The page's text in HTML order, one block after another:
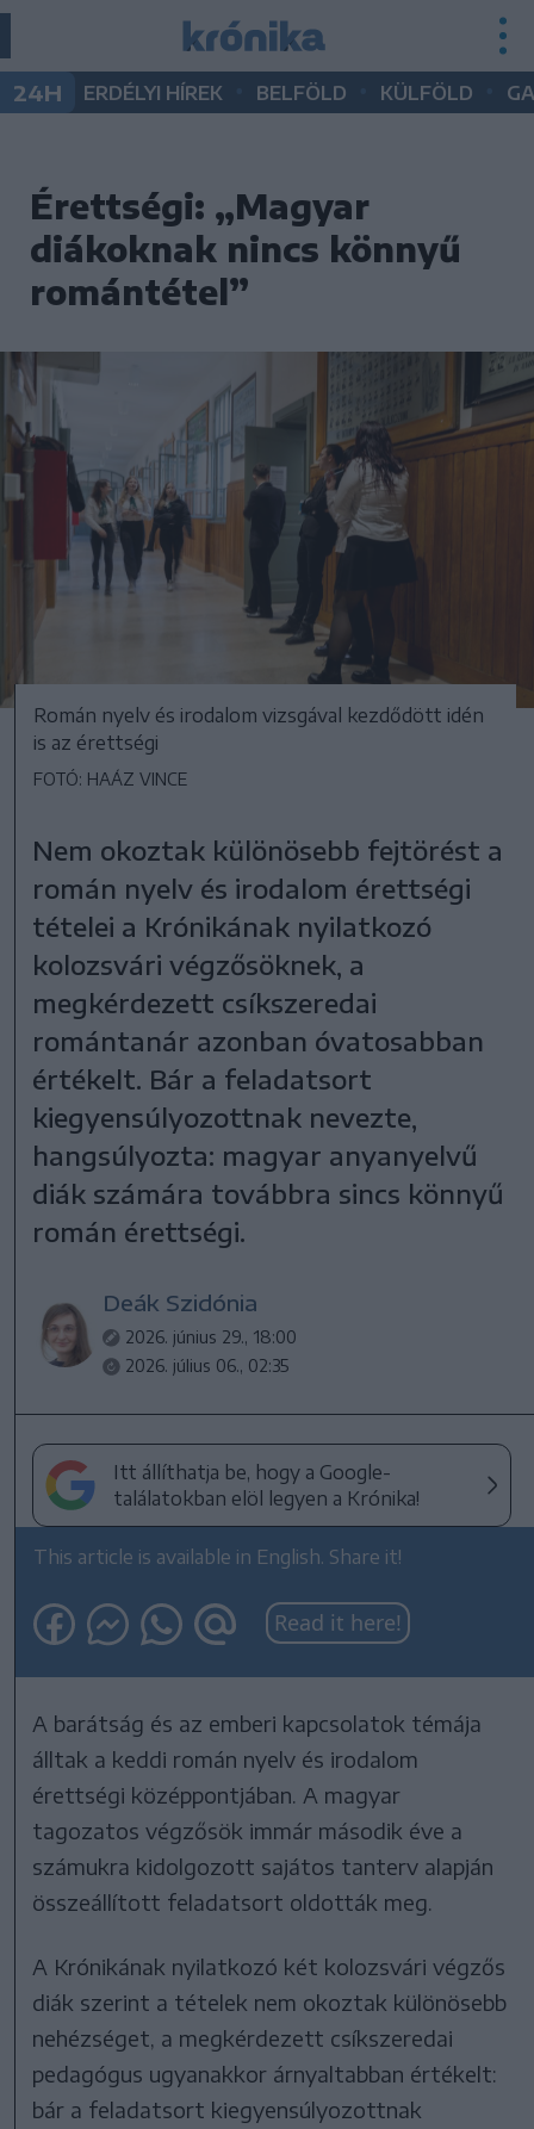
24H ERDÉLYI HÍREK BELFÖLD KÜLFÖLD
Érettségi: „Magyar
diákoknak nincs könnyű
romántétel”
Román nyelv és irodalom vizsgával kezdődött idén
is az érettségi
FOTÓ: HAÁZ VINCE
Nem okoztak különösebb fejtörést a
román nyelv és irodalom érettségi
tételei a Krónikának nyilatkozó
kolozsvári végzősöknek, a
megkérdezett csíkszeredai
romántanár azonban óvatosabban
értékelt. Bár a feladatsort
kiegyensúlyozottnak nevezte,
hangsúlyozta: magyar anyanyelvű
diák számára továbbra sincs könnyű
román érettségi.
Deák Szidónia
2026. június 29., 18:00
2026. július 06., 02:35
Itt állíthatja be, hogy a Google-
találatokban elöl legyen a Krónika!
This article is available in English. Share it!
Read it here!
A barátság és az emberi kapcsolatok témája
álltak a keddi román nyelv és irodalom
érettségi középpontjában. A magyar
tagozatos végzősök immár második éve a
számukra kidolgozott sajátos tanterv alapján
összeállított feladatsort oldották meg.
A Krónikának nyilatkozó két kolozsvári végzős
diák szerint a tételek nem okoztak különösebb
nehézséget, a megkérdezett csíkszeredai
pedagógus ugyanakkor árnyaltabban értékelt:
bár a feladatsort kiegyensúlyozottnak